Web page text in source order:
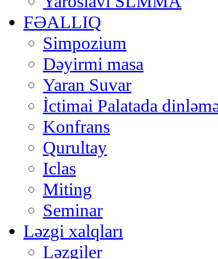
FƏALLIQ
Simpozium
Dəyirmi masa
Yaran Suvar
İctimai Palatada
Konfrans
Qurultay
Iclas
Miting
Seminar
Ləzgi xalqları
Ləzgiler